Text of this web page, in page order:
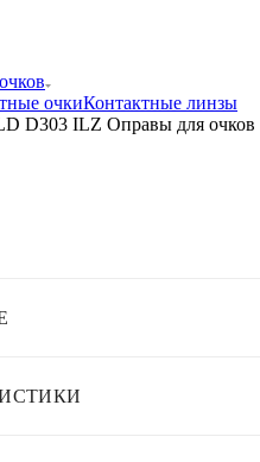
очкиКонтактные линзы
D303 ILZ Оправы для очков